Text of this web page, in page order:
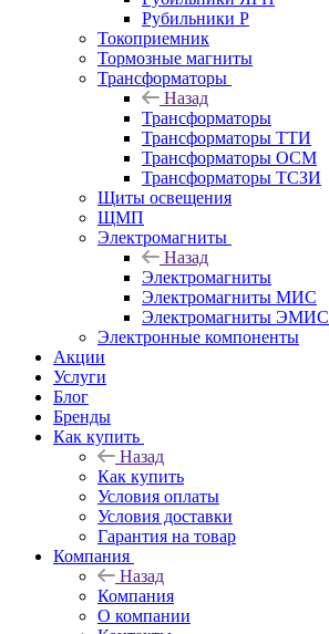
Рубильники Р
Токоприемник
Тормозные магниты
Трансформаторы
Назад
Трансформаторы
Трансформаторы ТТИ
Трансформаторы ОСМ
Трансформаторы ТСЗИ
Щиты освещения
ЩМП
Электромагниты
Назад
Электромагниты
Электромагниты МИС
Электромагниты ЭМИС
Электронные компоненты
Акции
Услуги
Блог
Бренды
Как купить
Назад
Как купить
Условия оплаты
Условия доставки
Гарантия на товар
Компания
Назад
Компания
О компании